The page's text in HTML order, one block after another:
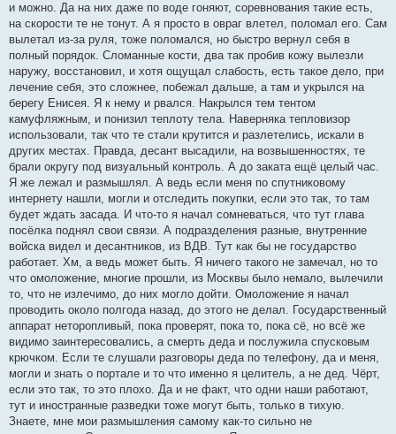
и можно. Да на них даже по воде гоняют, соревнования такие есть,
на скорости те не тонут. А я просто в овраг влетел, поломал его. Сам
вылетал из-за руля, тоже поломался, но быстро вернул себя в
полный порядок. Сломанные кости, два так пробив кожу вылезли
наружу, восстановил, и хотя ощущал слабость, есть такое дело, при
лечение себя, это сложнее, побежал дальше, а там и укрылся на
берегу Енисея. Я к нему и рвался. Накрылся тем тентом
камуфляжным, и понизил теплоту тела. Наверняка тепловизор
использовали, так что те стали крутится и разлетелись, искали в
других местах. Правда, десант высадили, на возвышенностях, те
брали округу под визуальный контроль. А до заката ещё целый час.
Я же лежал и размышлял. А ведь если меня по спутниковому
интернету нашли, могли и отследить покупки, если это так, то там
будет ждать засада. И что-то я начал сомневаться, что тут глава
посёлка поднял свои связи. А подразделения разные, внутренние
войска видел и десантников, из ВДВ. Тут как бы не государство
работает. Хм, а ведь может быть. Я ничего такого не замечал, но то
что омоложение, многие прошли, из Москвы было немало, вылечили
то, что не излечимо, до них могло дойти. Омоложение я начал
проводить около полгода назад, до этого не делал. Государственный
аппарат неторопливый, пока проверят, пока то, пока сё, но всё же
видимо заинтересовались, а смерть деда и послужила спусковым
крючком. Если те слушали разговоры деда по телефону, да и меня,
могли и знать о портале и то что именно я целитель, а не дед. Чёрт,
если это так, то это плохо. Да и не факт, что одни наши работают,
тут и иностранные разведки тоже могут быть, только в тихую.
Знаете, мне мои размышления самому как-то сильно не